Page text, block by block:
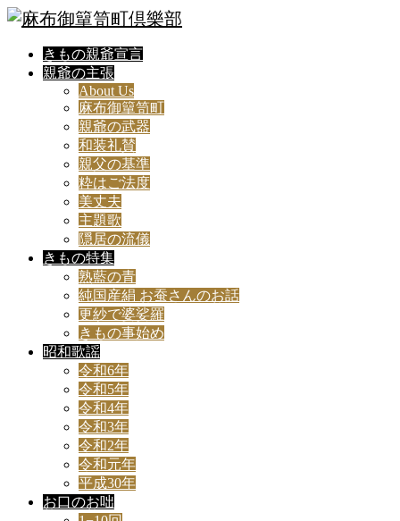
きもの親爺宣言
親爺の主張
About Us
麻布御簞笥町
親爺の武器
和装礼賛
親父の基準
粋はご法度
美丈夫
主題歌
隠居の流儀
きもの特集
熟藍の青
純国産絹 お蚕さんのお話
更紗で婆娑羅
きもの事始め
昭和歌謡
令和6年
令和5年
令和4年
令和3年
令和2年
令和元年
平成30年
お口のお咄